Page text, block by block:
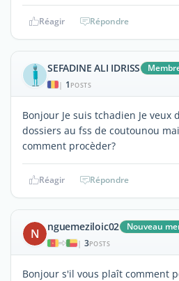
Réagir Répondre
SEFADINE ALI IDRISS
| 1 POSTS
Bonjour Je suis tchadien Je veux
dossiers au fss de coutounou
comment procèder?
Réagir Répondre
N nguemeziloic02 Nouveau
| 3POSTS
Bonjour s'il vous plaît comment